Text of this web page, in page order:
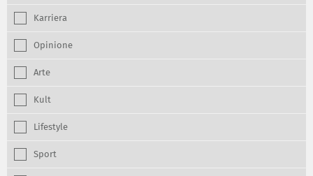
Karriera
Opinione
Arte
Kult
Lifestyle
Sport